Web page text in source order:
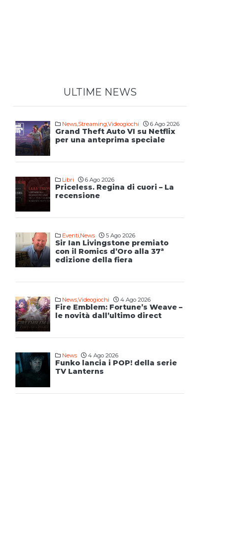
ULTIME NEWS
News,Streaming,Videogiochi 6 Ago 2026
Grand Theft Auto VI su Netflix
per una anteprima speciale
Libri 6 Ago 2026
Priceless. Regina di cuori – La
recensione
Eventi,News 5 Ago 2026
Sir Ian Livingstone premiato
con il Romics d’Oro alla 37ª
edizione della fiera
News,Videogiochi 4 Ago 2026
Fire Emblem: Fortune’s Weave –
le novità dall’ultimo direct
News 4 Ago 2026
Funko lancia i POP! della serie
TV Lanterns